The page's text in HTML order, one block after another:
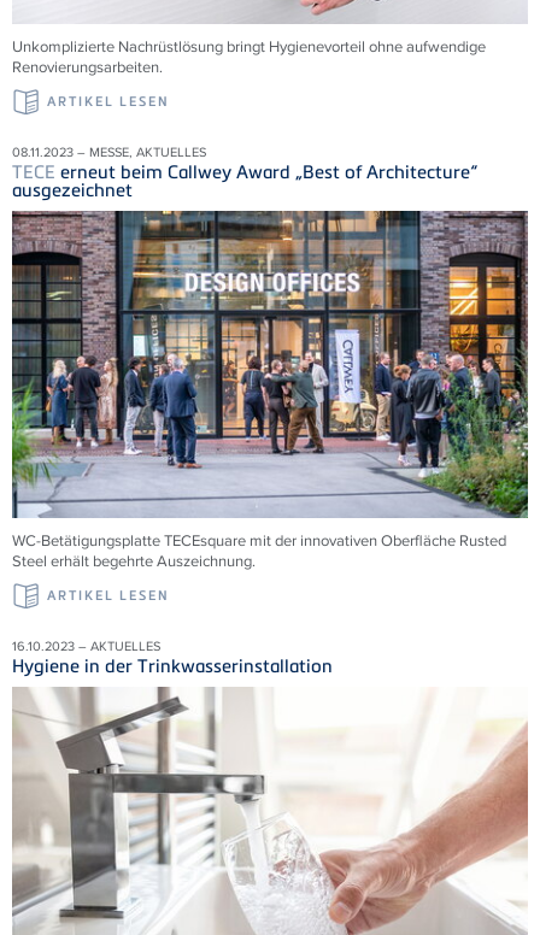
Unkomplizierte Nachrüstlösung bringt Hygienevorteil ohne aufwendige
Renovierungsarbeiten.
ARTIKEL LESEN
08.11.2023 – MESSE, AKTUELLES
TECE erneut beim Callwey Award „Best of Architecture“
ausgezeichnet
WC-Betätigungsplatte TECEsquare mit der innovativen Oberfläche Rusted
Steel erhält begehrte Auszeichnung.
ARTIKEL LESEN
16.10.2023 – AKTUELLES
Hygiene in der Trinkwasserinstallation